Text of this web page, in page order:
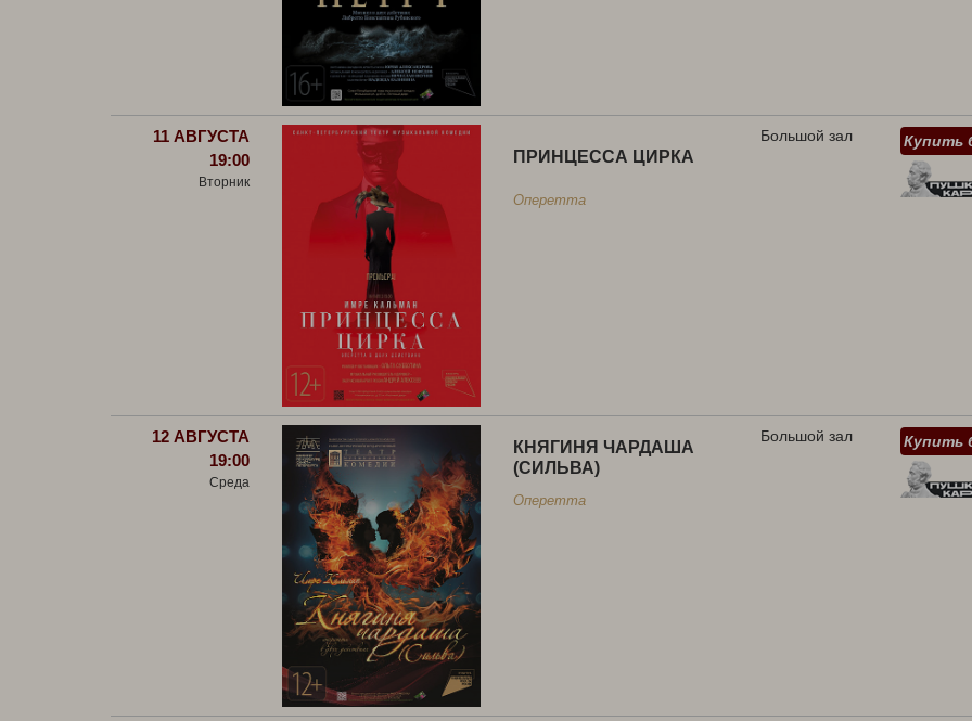
11 АВГУСТА
19:00
Вторник
ПРИНЦЕССА ЦИРКА
Оперетта
Большой зал Купить
12 АВГУСТА
19:00
Среда
КНЯГИНЯ ЧАРДАША
(СИЛЬВА)
Оперетта
Большой зал Купить